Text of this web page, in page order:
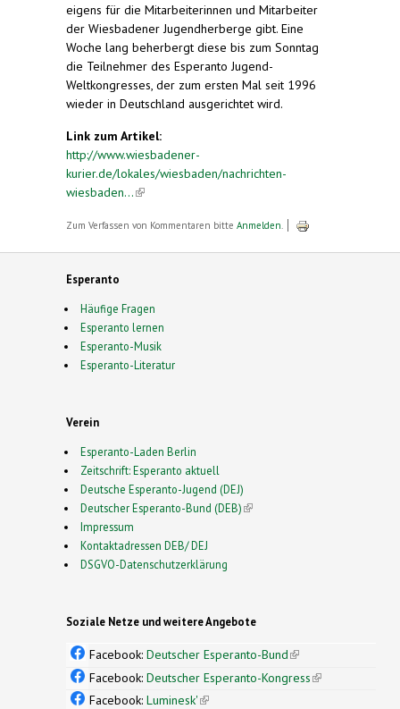
eigens für die Mitarbeiterinnen und Mitarbeiter
der Wiesbadener Jugendherberge gibt. Eine
Woche lang beherbergt diese bis zum Sonntag
die Teilnehmer des Esperanto Jugend-
Weltkongresses, der zum ersten Mal seit 1996
wieder in Deutschland ausgerichtet wird.
Link zum Artikel:
http://www.wiesbadener-
kurier.de/lokales/wiesbaden/nachrichten-
wiesbaden...(link is external)
Zum Verfassen von Kommentaren bitte Anmelden
Esperanto
Häufige Fragen
Esperanto lernen
Esperanto-Musik
Esperanto-Literatur
Verein
Esperanto-Laden Berlin
Zeitschrift: Esperanto aktuell
Deutsche Esperanto-Jugend (DEJ)
Deutscher Esperanto-Bund (DEB)(link is external)
Impressum
Kontaktadressen DEB/ DEJ
DSGVO-Datenschutzerklärung
Soziale Netze und weitere Angebote
Facebook: Deutscher Esperanto-Bund(link is
external)
Facebook: Deutscher Esperanto-Kongress(link is
Facebook: Luminesk'(link is external)